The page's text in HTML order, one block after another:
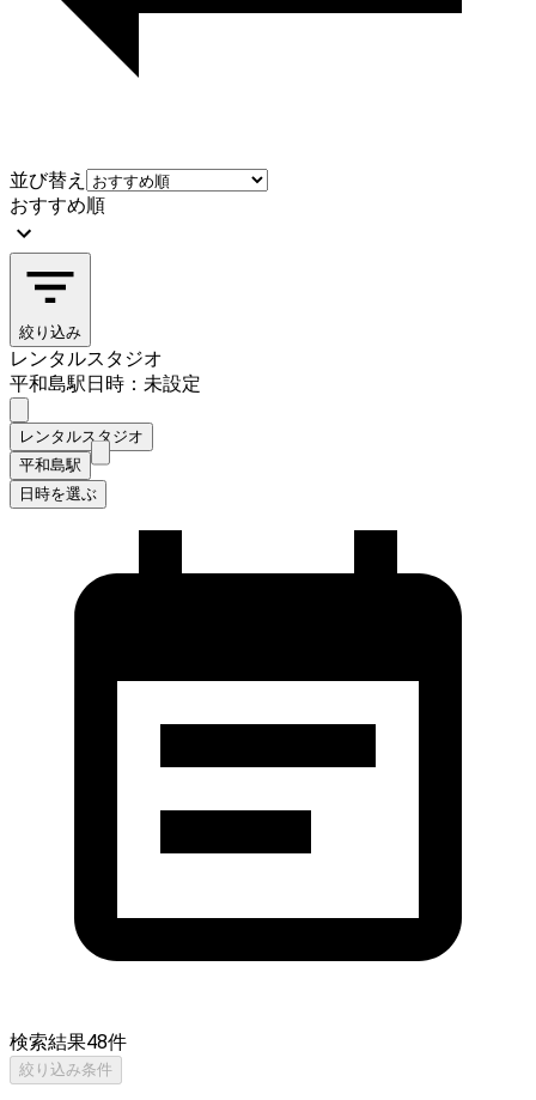
並び替え
おすすめ順
絞り込み
レンタルスタジオ
平和島駅日時：未設定
レンタルスタジオ
平和島駅
日時を選ぶ
検索結果48件
絞り込み条件